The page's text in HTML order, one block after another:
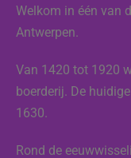
Welkom in één van
Antwerpen.
Van 1420 tot 1920
boerderij. De
1630.
Rond de